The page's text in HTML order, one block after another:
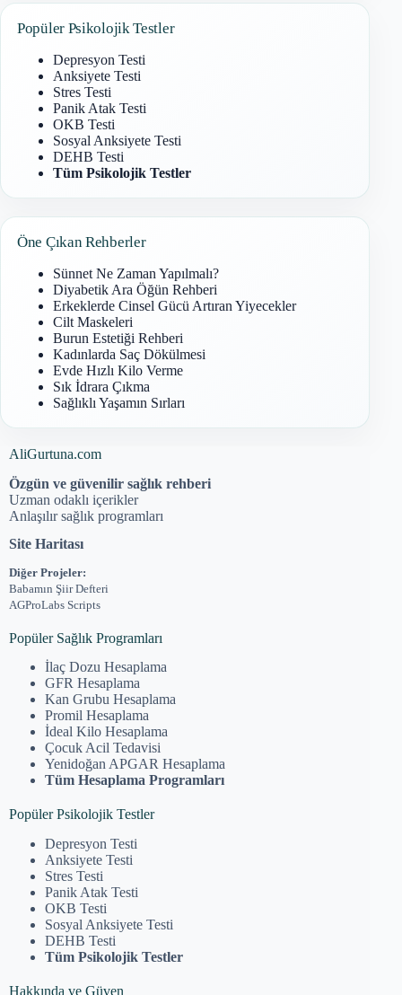
Popüler Psikolojik Testler
Depresyon Testi
Anksiyete Testi
Stres Testi
Panik Atak Testi
OKB Testi
Sosyal Anksiyete Testi
DEHB Testi
Tüm Psikolojik Testler
Öne Çıkan Rehberler
Sünnet Ne Zaman Yapılmalı?
Diyabetik Ara Öğün Rehberi
Erkeklerde Cinsel Gücü Artıran Yiyecekler
Cilt Maskeleri
Burun Estetiği Rehberi
Kadınlarda Saç Dökülmesi
Evde Hızlı Kilo Verme
Sık İdrara Çıkma
Sağlıklı Yaşamın Sırları
AliGurtuna.com
Özgün ve güvenilir sağlık rehberi
Uzman odaklı içerikler
Anlaşılır sağlık programları
Site Haritası
Diğer Projeler:
Babamın Şiir Defteri
AGProLabs Scripts
Popüler Sağlık Programları
İlaç Dozu Hesaplama
GFR Hesaplama
Kan Grubu Hesaplama
Promil Hesaplama
İdeal Kilo Hesaplama
Çocuk Acil Tedavisi
Yenidoğan APGAR Hesaplama
Tüm Hesaplama Programları
Popüler Psikolojik Testler
Depresyon Testi
Anksiyete Testi
Stres Testi
Panik Atak Testi
OKB Testi
Sosyal Anksiyete Testi
DEHB Testi
Tüm Psikolojik Testler
Hakkında ve Güven